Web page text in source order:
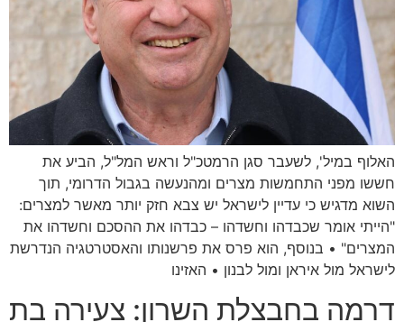
האלוף במיל', לשעבר סגן הרמטכ"ל וראש המל"ל, הביע את
חששו מפני התחמשות מצרים ומהנעשה בגבול הדרומי, תוך
השוא מדגיש כי עדיין לישראל יש צבא חזק יותר מאשר למצרים:
"הייתי אומר שכבדהו וחשדהו – כבדהו את ההסכם וחשדהו את
המצרים" • בנוסף, הוא פרס את פרשנותו והאסטרטגיה הנדרשת
לישראל מול איראן ומול לבנון • האזינו
דרמה בחבצלת השרון: צעירה בת